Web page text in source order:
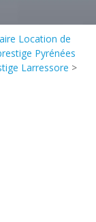
Location de
Pyrénées
Larressore >